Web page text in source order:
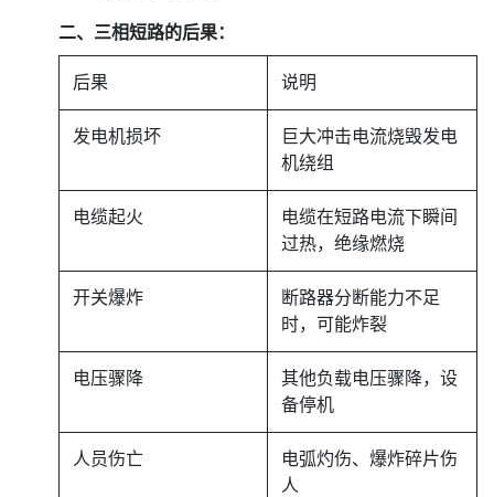
二、三相短路的后果：
后果 说明
发电机损坏
巨大冲击电流烧毁发电
机绕组
电缆起火
电缆在短路电流下瞬间
过热，绝缘燃烧
开关爆炸
断路器分断能力不足
时，可能炸裂
电压骤降
其他负载电压骤降，设
备停机
人员伤亡
电弧灼伤、爆炸碎片伤
人